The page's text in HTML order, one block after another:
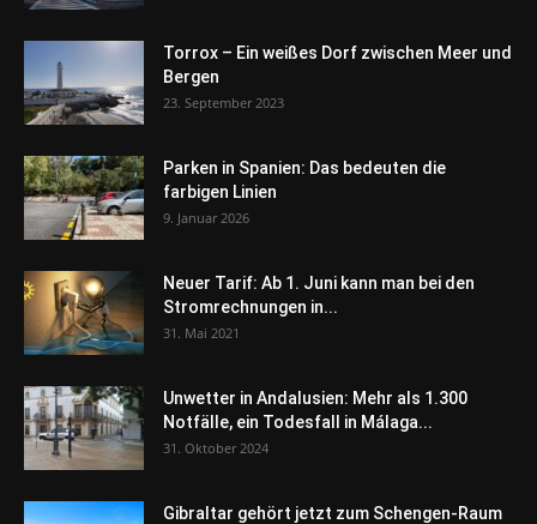
Torrox – Ein weißes Dorf zwischen Meer und
Bergen
23. September 2023
Parken in Spanien: Das bedeuten die
farbigen Linien
9. Januar 2026
Neuer Tarif: Ab 1. Juni kann man bei den
Stromrechnungen in...
31. Mai 2021
Unwetter in Andalusien: Mehr als 1.300
Notfälle, ein Todesfall in Málaga...
31. Oktober 2024
Gibraltar gehört jetzt zum Schengen-Raum